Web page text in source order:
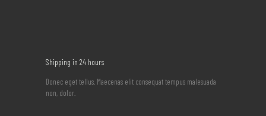
Shipping in 24 hours
Donec eget tellus. Maecenas elit consequat tempus malesuada
non, dolor.